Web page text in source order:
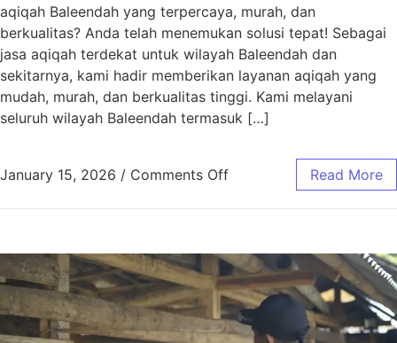
aqiqah Baleendah yang terpercaya, murah, dan
berkualitas? Anda telah menemukan solusi tepat! Sebagai
jasa aqiqah terdekat untuk wilayah Baleendah dan
sekitarnya, kami hadir memberikan layanan aqiqah yang
mudah, murah, dan berkualitas tinggi. Kami melayani
seluruh wilayah Baleendah termasuk […]
January 15, 2026 / Comments Off Read More